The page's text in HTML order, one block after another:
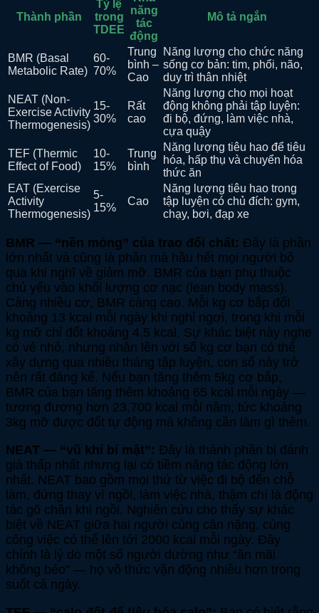
Thành phần
Tỷ lệ
trong
TDEE
năng
tác
động
Mô tả ngắn
BMR (Basal
Metabolic Rate)
60-
70%
Trung
bình –
Cao
Năng lượng cho chức năng
sống cơ bản: tim, phổi, não,
duy trì thân nhiệt
NEAT (Non-
Exercise Activity
Thermogenesis)
15-
30%
Rất
cao
Năng lượng cho mọi hoạt
động không phải tập luyện:
đi bộ, đứng, làm việc nhà,
cựa quậy
TEF (Thermic
Effect of Food)
10-
15%
Trung
bình
Năng lượng tiêu hao để tiêu
hóa, hấp thụ và chuyển hóa
thức ăn
EAT (Exercise
Activity
Thermogenesis)
5-
15%
Cao
Năng lượng tiêu hao trong
tập luyện có chủ đích: gym,
chạy, bơi, đạp xe
BMR — “nền móng” của trao đổi chất: Đây là phần
lớn nhất và cũng là phần mà hầu hết mọi người bỏ
qua khi nghĩ về giảm mỡ. BMR của bạn phụ thuộc
chủ yếu vào khối lượng cơ nạc (lean body mass).
Càng nhiều cơ, BMR càng cao. Mỗi kg cơ bắp đốt
khoảng 13 kcal mỗi ngày khi nghỉ ngơi, trong khi mỗi
kg mỡ chỉ đốt khoảng 4.5 kcal. Sự khác biệt này nghe
có vẻ nhỏ, nhưng nhân lên với số kg cơ bạn có thể
xây dựng qua nhiều tháng tập luyện, con số này trở
nên rất đáng kể. Nếu bạn tăng thêm 5kg cơ bắp,
BMR của bạn tăng thêm khoảng 65 kcal mỗi ngày —
tương đương hơn 23,700 kcal mỗi năm, tức khoảng
3kg mỡ được đốt tự động mà không cần làm gì thêm.
NEAT — “vũ khí bí mật”: Đây là thành phần bị đánh
giá thấp nhất nhưng lại có tiềm năng tác động lớn
nhất. NEAT bao gồm mọi thứ từ việc đi bộ đến chỗ
làm, đứng thay vì ngồi, làm việc nhà, thậm chí là động
tác gõ chân khi ngồi. Nghiên cứu cho thấy sự khác
biệt về NEAT giữa hai người cùng cân nặng, cùng
công việc có thể lên tới 2000 kcal mỗi ngày. Đây
chính là lý do một số người dường như “ăn mãi
không béo” — họ vô thức vận động nhiều hơn trong
suốt cả ngày.